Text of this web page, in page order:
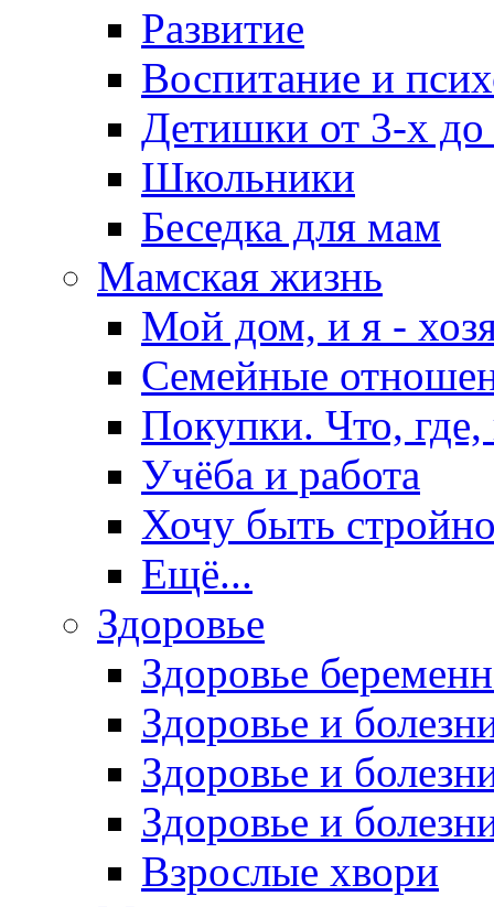
Развитие
Воспитание и
Детишки от 3-х
Школьники
Беседка для мам
Мамская жизнь
Мой дом, и я -
Семейные
Покупки. Что, где,
Учёба и работа
Хочу быть
Ещё...
Здоровье
Здоровье
Здоровье и
Здоровье и
Здоровье и
Взрослые хвори